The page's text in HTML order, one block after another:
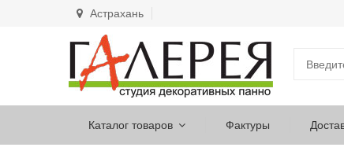
Астрахань
Каталог товаров Фактуры